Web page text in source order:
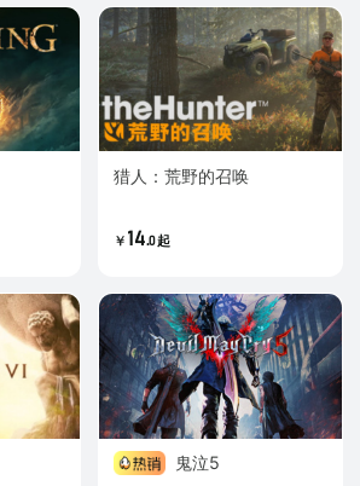
猎人：荒野的召唤
￥ 14 0起
鬼泣5